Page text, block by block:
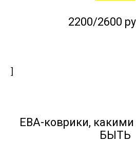
2200/2600
]
ЕВА-коврики,
БЫТЬ